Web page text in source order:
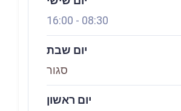
08:30
-
16:00
יום שבת
סגור
יום ראשון